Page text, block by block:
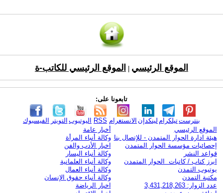
الموقع الرئيسي الموقع الرئيسي للكاتب-ة
تابعونا على:
الفيسبوك التويتر اليوتيوب RSS الانستغرام لينكدإن تيلكرامبنترست
الموقع الرئيسي
هيئة ادارة الحوار المتمدن - للإتصال بنا
إحصائيات مؤسسة الحوار المتمدن
قواعد النشر
ابرز كتاب / كاتبات الحوار المتمدن
يوتيوب التمدن
مكتبة التمدن
عدد الزوار: 3,431,218,263
أخبار عامة
وكالة أنباء المرأة
اخبار الأدب والفن
وكالة أنباء اليسار
وكالة أنباء العلمانية
وكالة أنباء العمال
وكالة أنباء حقوق الإنسان
اخبار الرياضة